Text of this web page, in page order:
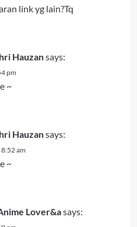
link yg lain?Tq
Hauzansays:
pm
~
Hauzansays:
am
~
Lover&asays: